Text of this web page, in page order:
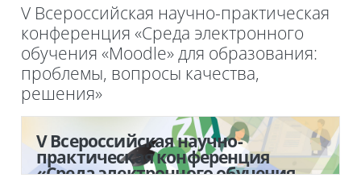
V Всероссийская научно-практическая
конференция «Среда электронного
обучения «Moodle» для образования:
проблемы, вопросы качества,
решения»
V Всероссийская научно-
практическая конференция
«Среда электронного обучения